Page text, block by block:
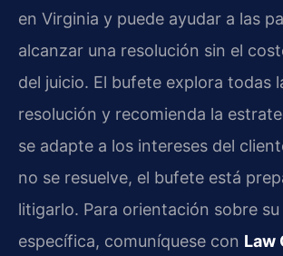
en Virginia y puede ayudar a las
alcanzar una resolución sin el
del juicio. El bufete explora todas
resolución y recomienda la
se adapte a los intereses del
no se resuelve, el bufete está
litigarlo. Para orientación sobre
específica, comuníquese con Law